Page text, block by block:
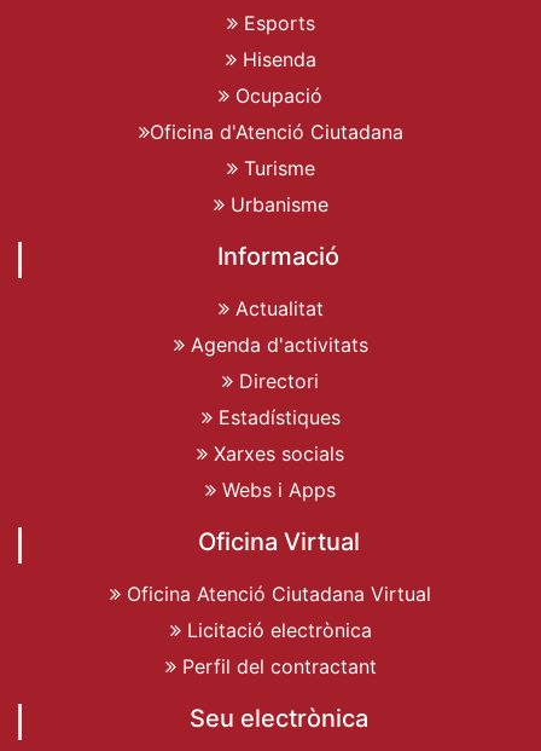
Esports
Hisenda
Ocupació
Oficina d'Atenció Ciutadana
Turisme
Urbanisme
Informació
Actualitat
Agenda d'activitats
Directori
Estadístiques
Xarxes socials
Webs i Apps
Oficina Virtual
Oficina Atenció Ciutadana Virtual
Licitació electrònica
Perfil del contractant
Seu electrònica